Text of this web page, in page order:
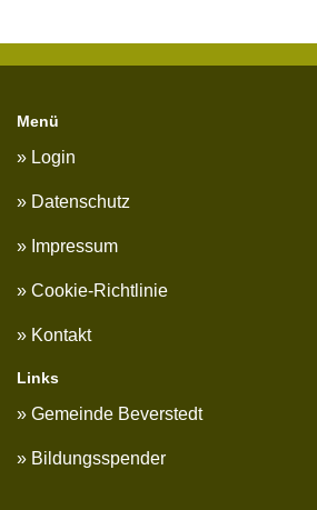
Menü
Login
Datenschutz
Impressum
Cookie-Richtlinie
Kontakt
Links
Gemeinde Beverstedt
Bildungsspender